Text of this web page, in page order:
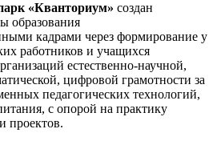
«Кванториум» создан
образования
кадрами через формирование у
работников и учащихся
естественно-научной,
цифровой грамотности за
педагогических технологий,
с опорой на практику
проектов.